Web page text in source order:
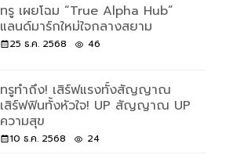
ทรู เผยโฉม “True Alpha Hub”
แลนด์มาร์กใหม่ใจกลางสยาม
25 ธ.ค. 2568 46
ทรูทำถึง! เสิร์ฟแรงทั้งสัญญาณ
เสิร์ฟฟินทั้งหัวใจ! UP สัญญาณ UP
ความสุข
10 ธ.ค. 2568 24